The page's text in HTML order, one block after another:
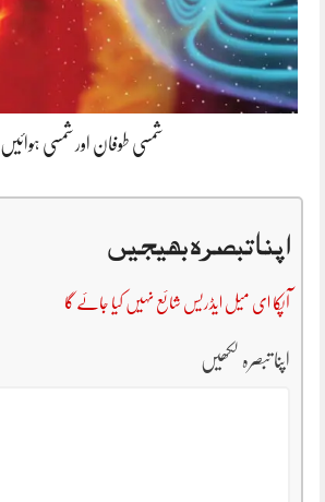
شمسی طوفان اور شمسی ہوائیں
اپنا تبصرہ بھیجیں
آپکا ای میل ایڈریس شائع نہیں کیا جائے گا
اپنا تبصرہ لکھیں